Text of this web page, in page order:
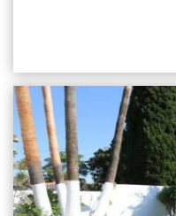
Previous